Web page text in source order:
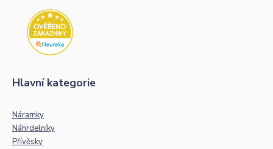
Hlavní kategorie
Náramky
Náhrdelníky
Přívěsky